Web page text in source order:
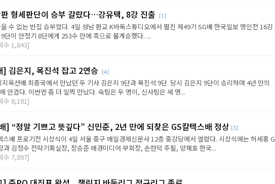
형세판단이 승부 갈랐다…강유택, 8강 진출 [1]
수 없는 반집 승부였다. 4일 성남 판교 K바둑스튜디오에서 펼친 제49기 SG배 한국일보 명인전 16강
단이 안정기 8단에게 253수 만에 흑으로 불계승했다. ...
수 1,843]
] 김은지, 목진석 잡고 2연승 [4]
옥션배 최종국에서 만났던 두 기사 김은지 9단과 목진석 9단. 당시 김은지 9단이 승리하며 4년 만의
안겼다. 이번엔 좀 더 일찍 만났다. 숙팀은 두 명이, 신사팀은 세 명...
수 8,181]
] “정말 기쁘고 뜻깊다” 신민준, 2년 만에 되찾은 GS칼텍스배 정상 [3]
스배 프로기전 시상식이 4일 서울 중구 매일경제신문사 12층 중강당에서 열렸다. 시상식에는 허세홍 G
과 김정수 전략기획실장, 장승준 매경미디어 부회장, 손현덕 주필, 양재호 한국...
수 7,897]